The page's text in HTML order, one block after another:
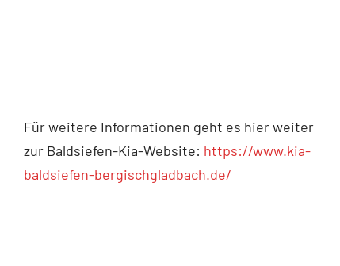
Für weitere Informationen geht es hier weiter
zur Baldsiefen-Kia-Website: https://www.kia-
baldsiefen-bergischgladbach.de/